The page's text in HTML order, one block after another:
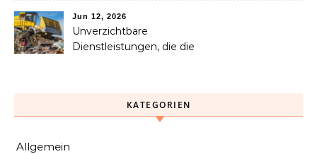
helfen kann
Jun 12, 2026
Unverzichtbare
Dienstleistungen, die die
KATEGORIEN
Allgemein